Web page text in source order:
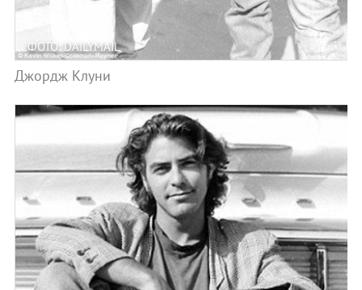
ФОТО: DAILYMAIL
Джордж Клуни